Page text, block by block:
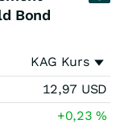
Bond
KAG Kurs
12,97 USD
+0,23%